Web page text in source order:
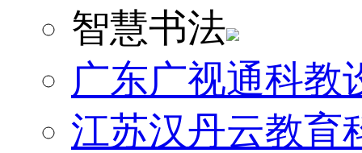
智慧书法
广东广视通科教
江苏汉丹云教育